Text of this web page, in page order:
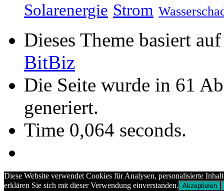
Solarenergie Strom
Dieses Theme basiert
BitBiz
Die Seite wurde in 61
generiert.
Time 0,064 seconds.
Diese Website verwendet Cookies für Analysen, personalisierte
erklären Sie sich mit dieser Verwendung einverstanden. Akzeptieren